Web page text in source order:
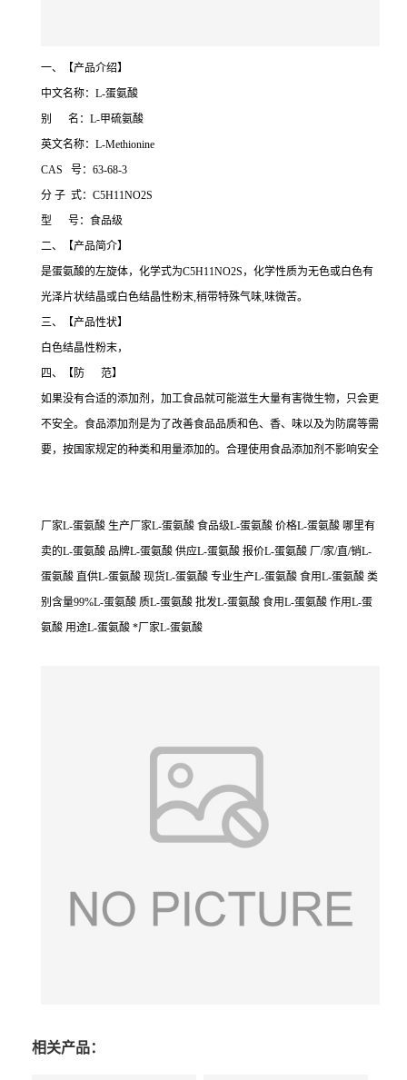
一、【产品介绍】
中文名称：L-蛋氨酸
别 名：L-甲硫氨酸
英文名称：L-Methionine
CAS 号：63-68-3
分 子 式：C5H11NO2S
型 号：食品级
二、【产品简介】
是蛋氨酸的左旋体，化学式为C5H11NO2S，化学性质为无色或白色有
光泽片状结晶或白色结晶性粉末,稍带特殊气味,味微苦。
三、【产品性状】
白色结晶性粉末，
四、【防 范】
如果没有合适的添加剂，加工食品就可能滋生大量有害微生物，只会更
不安全。食品添加剂是为了改善食品品质和色、香、味以及为防腐等需
要，按国家规定的种类和用量添加的。合理使用食品添加剂不影响安全
厂家L-蛋氨酸 生产厂家L-蛋氨酸 食品级L-蛋氨酸 价格L-蛋氨酸 哪里有
卖的L-蛋氨酸 品牌L-蛋氨酸 供应L-蛋氨酸 报价L-蛋氨酸 厂/家/直/销L-
蛋氨酸 直供L-蛋氨酸 现货L-蛋氨酸 专业生产L-蛋氨酸 食用L-蛋氨酸 类
别含量99%L-蛋氨酸 质L-蛋氨酸 批发L-蛋氨酸 食用L-蛋氨酸 作用L-蛋
氨酸 用途L-蛋氨酸 *厂家L-蛋氨酸
相关产品：